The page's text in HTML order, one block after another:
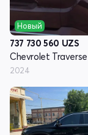
Новый
737 730 560 UZS
2024